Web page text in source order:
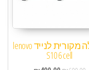
סוללה מקורית לנייד lenovo
S10 6 cell